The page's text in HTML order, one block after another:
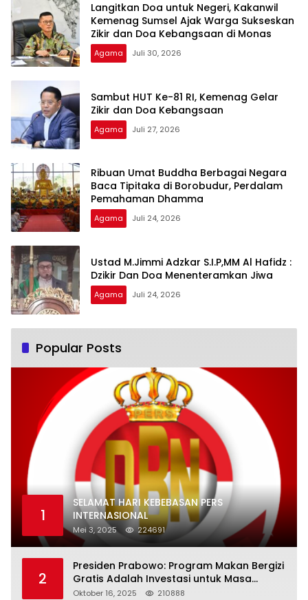
Langitkan Doa untuk Negeri, Kakanwil
Kemenag Sumsel Ajak Warga Sukseskan
Zikir dan Doa Kebangsaan di Monas
Agama Juli 30, 2026
Sambut HUT Ke-81 RI, Kemenag Gelar
Zikir dan Doa Kebangsaan
Agama Juli 27, 2026
Ribuan Umat Buddha Berbagai Negara
Baca Tipitaka di Borobudur, Perdalam
Pemahaman Dhamma
Agama Juli 24, 2026
Ustad M.Jimmi Adzkar S.I.P,MM Al Hafidz :
Dzikir Dan Doa Menenteramkan Jiwa
Agama Juli 24, 2026
Popular Posts
1
SELAMAT HARI KEBEBASAN PERS
INTERNASIONAL
Mei 3, 2025 224691
2
Presiden Prabowo: Program Makan Bergizi
Gratis Adalah Investasi untuk Masa
Depan Bangsa
Oktober 16, 2025 210888